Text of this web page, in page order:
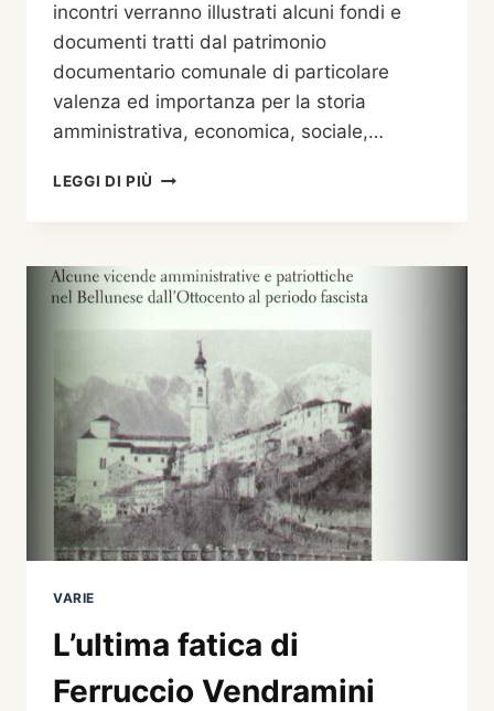
incontri verranno illustrati alcuni fondi e
documenti tratti dal patrimonio
documentario comunale di particolare
valenza ed importanza per la storia
amministrativa, economica, sociale,…
LEGGI DI PIÙ L’ARCHIVIO
BELLUNO
TESORI:
PRIMO
APPUNTAMENTO
SABATO
12
APRILE
VARIE
L’ultima fatica di
Ferruccio Vendramini